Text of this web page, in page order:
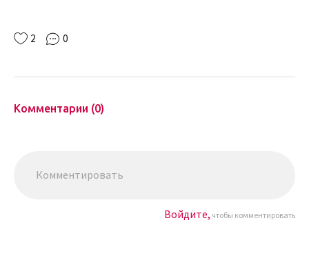
2 0
Комментарии (0)
Войдите, чтобы комментировать